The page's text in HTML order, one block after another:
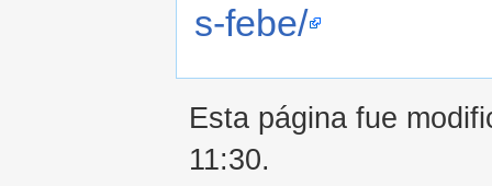
s-febe/
Esta página fue
11:30.